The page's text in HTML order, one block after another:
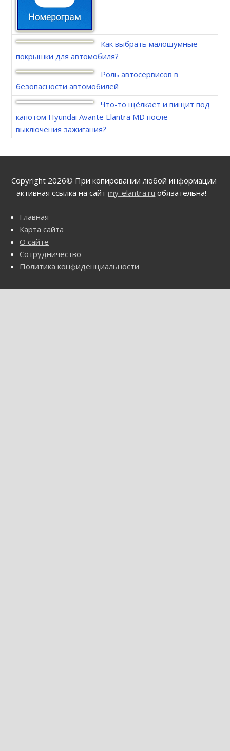
Как выбрать малошумные
покрышки для автомобиля?
Роль автосервисов в
безопасности автомобилей
Что-то щёлкает и пищит под
капотом Hyundai Avante Elantra MD после
выключения зажигания?
Copyright 2026© При копировании любой информации
- активная ссылка на сайтmy-elantra.ru обязательна!
Главная
Карта сайта
О сайте
Сотрудничество
Политика конфиденциальности